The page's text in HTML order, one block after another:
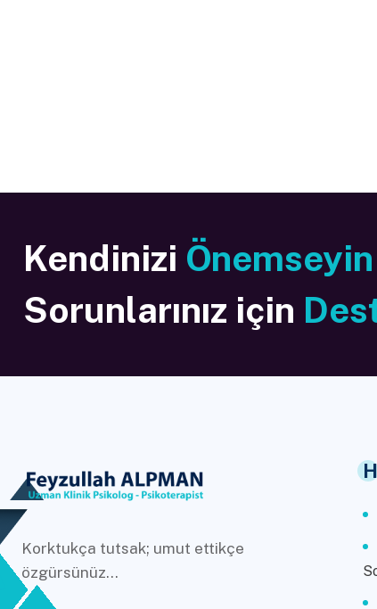
Kendinizi Önemseyin
Sorunlarınız için
Korktukça tutsak; umut ettikçe
özgürsünüz...